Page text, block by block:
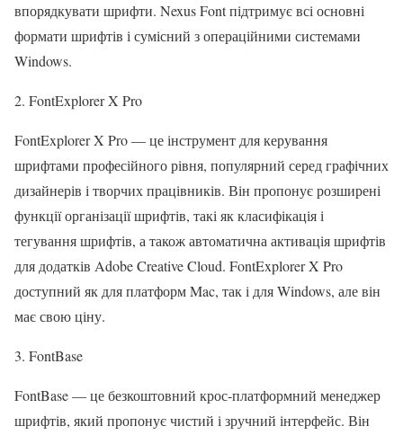
впорядкувати шрифти. Nexus Font підтримує всі основні
формати шрифтів і сумісний з операційними системами
Windows.
2. FontExplorer X Pro
FontExplorer X Pro — це інструмент для керування
шрифтами професійного рівня, популярний серед графічних
дизайнерів і творчих працівників. Він пропонує розширені
функції організації шрифтів, такі як класифікація і
тегування шрифтів, а також автоматична активація шрифтів
для додатків Adobe Creative Cloud. FontExplorer X Pro
доступний як для платформ Mac, так і для Windows, але він
має свою ціну.
3. FontBase
FontBase — це безкоштовний крос-платформний менеджер
шрифтів, який пропонує чистий і зручний інтерфейс. Він